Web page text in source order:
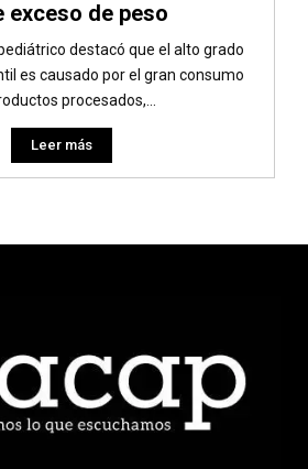
exceso de peso
destacó que el alto grado
es causado por el gran consumo
procesados,...
Leer más